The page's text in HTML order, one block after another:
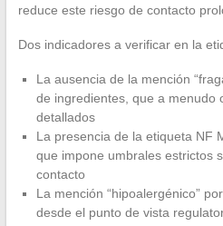
reduce este riesgo de contacto
Dos indicadores a verificar en la
La ausencia de la mención
de ingredientes, que a menudo
detallados
La presencia de la etiqueta NF
que impone umbrales estrictos
contacto
La mención “hipoalergénico”
desde el punto de vista